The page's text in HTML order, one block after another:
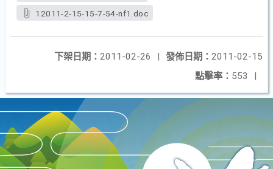
12011-2-15-15-7-54-nf1.doc
發佈日期： 2011-02-15
下架日期： 2011-02-26
|
點擊率： 553 |